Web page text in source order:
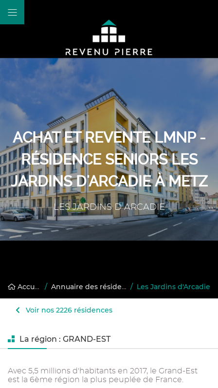
ACHAT ET REVENTE LMNP -
RÉSIDENCE SENIORS LES
JARDINS D'ARCADIE À METZ
LES JARDINS D ARCADIE
Accueil / Annuaire des résidences gérées / Les Jardins d'Arcadie
Voir nos 2226 résidences
La région : GRAND-EST
Avec 5,5 millions d'habitants en 2017, le Grand-Est
est la 6ème région la plus peuplée de France.